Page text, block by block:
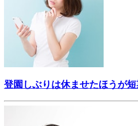
登園しぶりは休ませたほうが